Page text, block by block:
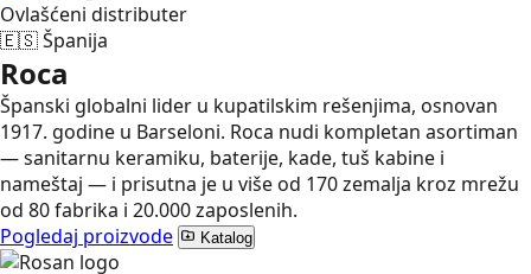
Ovlašćeni distributer
🇪🇸Španija
Roca
Španski globalni lider u kupatilskim rešenjima, osnovan
1917. godine u Barseloni. Roca nudi kompletan asortiman
— sanitarnu keramiku, baterije, kade, tuš kabine i
nameštaj — i prisutna je u više od 170 zemalja kroz mrežu
od 80 fabrika i 20.000 zaposlenih.
Pogledaj proizvode
Katalog